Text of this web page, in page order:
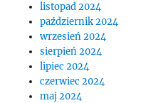
listopad 2024
październik 2024
wrzesień 2024
sierpień 2024
lipiec 2024
czerwiec 2024
maj 2024